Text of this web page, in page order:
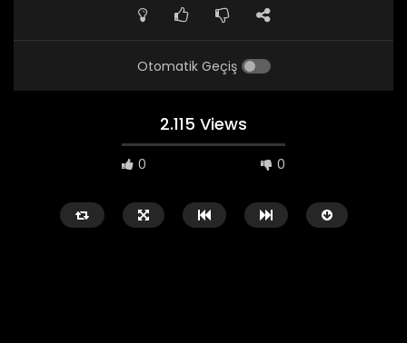
Otomatik Geçiş
2.115 Views
0 0